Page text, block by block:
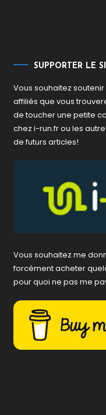
SUPPORTER LE
Vous souhaitez
affiliés que vous
de toucher une petite
chez i-run.fr ou les
de futurs articles!
Vous souhaitez me
forcément acheter
pour quoi ne pas me